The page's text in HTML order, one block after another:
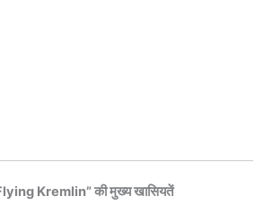
Kremlin” की मुख्य खासियतें